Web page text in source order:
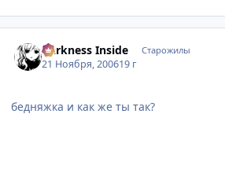
Darkness Inside Старожилы
21 Ноября, 200619 г
бедняжка и как же ты так?